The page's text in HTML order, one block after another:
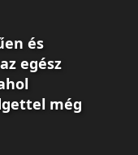
és
egész
még